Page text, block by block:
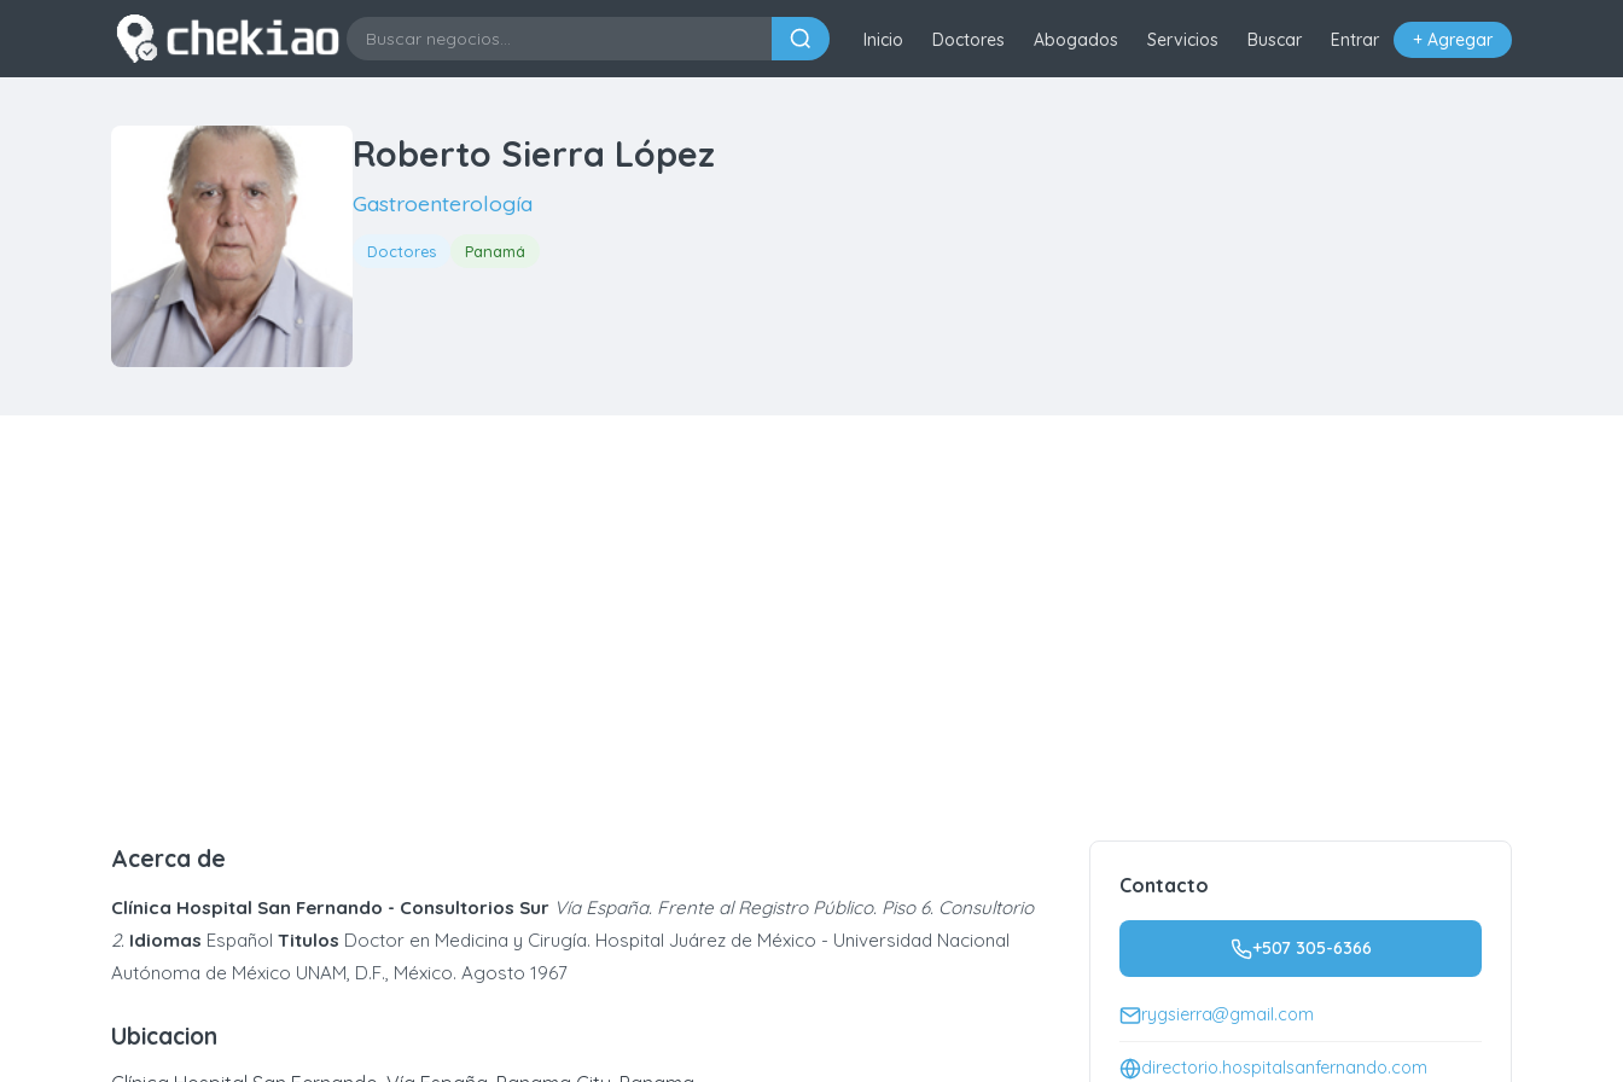
Inicio Doctores Abogados Servicios Buscar Entrar + Agregar
Roberto Sierra López
Gastroenterología
Doctores Panamá
Acerca de
Clínica Hospital San Fernando - Consultorios Sur Vía España. Frente al Registro Público. Piso 6. Consultorio
2. Idiomas Español Titulos Doctor en Medicina y Cirugía. Hospital Juárez de México - Universidad Nacional
Autónoma de México UNAM, D.F., México. Agosto 1967
Ubicacion
Contacto
+507 305-6366
rygsierra@gmail.com
directorio.hospitalsanfernando.com